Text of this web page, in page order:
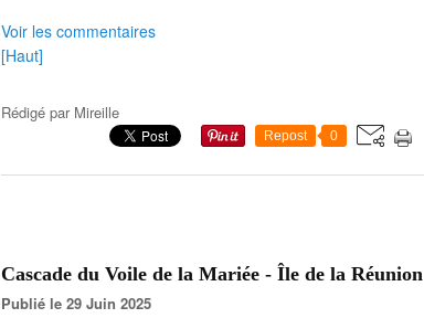
Voir les commentaires
[Haut]
Rédigé par Mireille
Repost 0
Cascade du Voile de la Mariée - Île de la Réunion
Publié le 29 Juin 2025